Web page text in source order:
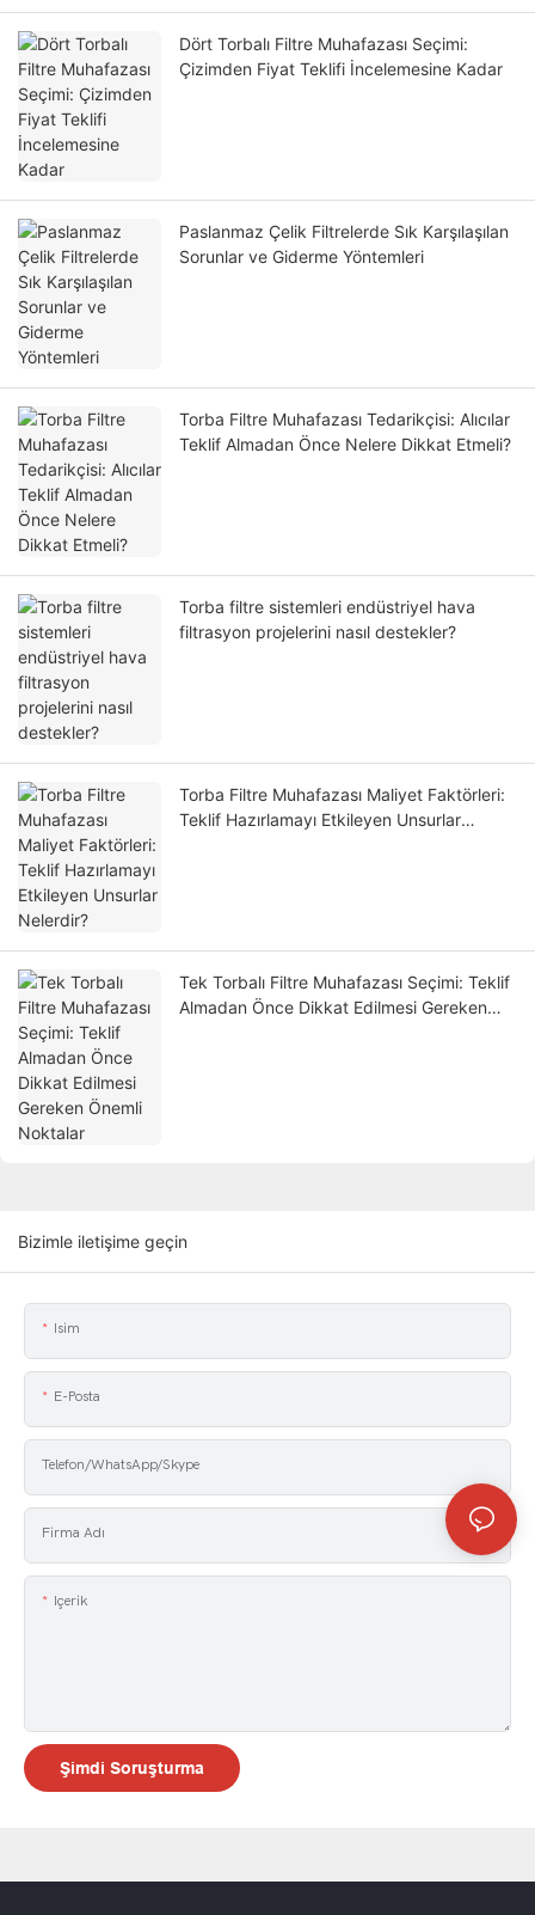
Dört Torbalı Filtre Muhafazası Seçimi:
Çizimden Fiyat Teklifi İncelemesine Kadar
Paslanmaz Çelik Filtrelerde Sık Karşılaşılan
Sorunlar ve Giderme Yöntemleri
Torba Filtre Muhafazası Tedarikçisi: Alıcılar
Teklif Almadan Önce Nelere Dikkat Etmeli?
Torba filtre sistemleri endüstriyel hava
filtrasyon projelerini nasıl destekler?
Torba Filtre Muhafazası Maliyet Faktörleri:
Teklif Hazırlamayı Etkileyen Unsurlar
Tek Torbalı Filtre Muhafazası Seçimi: Teklif
Almadan Önce Dikkat Edilmesi Gereken
Bizimle iletişime geçin
Isim
E-Posta
Telefon/WhatsApp/Skype
Firma Adı
Içerik
Şimdi Soruşturma